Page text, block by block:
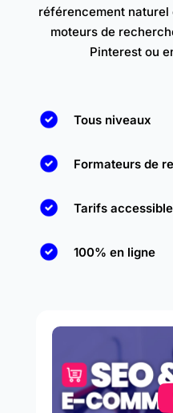
référencement
moteurs de
Pinterest ou
Tous niveaux
Formateurs de
Tarifs
100% en ligne